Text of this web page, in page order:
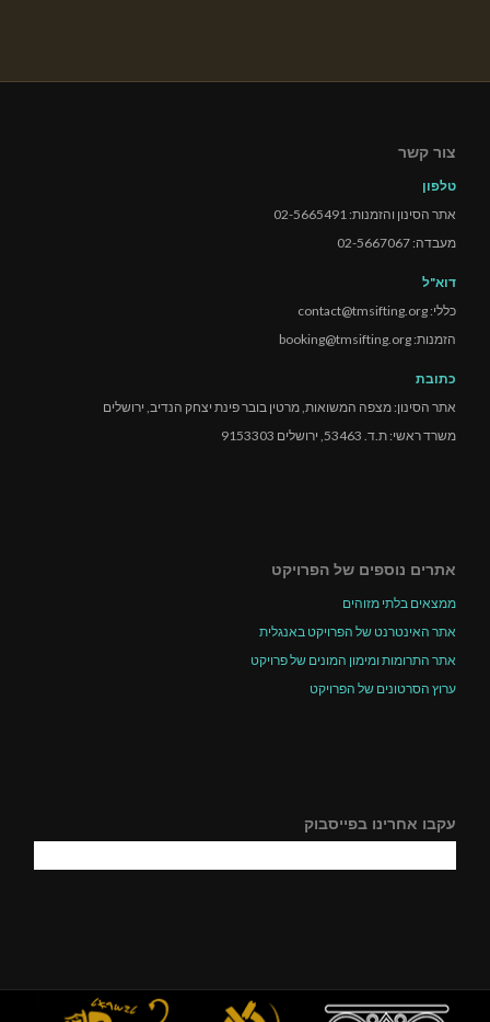
צור קשר
טלפון
אתר הסינון והזמנות: 02-5665491
מעבדה: 02-5667067
דוא"ל
כללי: contact@tmsifting.org
הזמנות: booking@tmsifting.org
כתובת
אתר הסינון: מצפה המשואות, מרטין בובר פינת יצחק הנדיב, ירושלים
משרד ראשי: ת.ד. 53463, ירושלים 9153303
אתרים נוספים של הפרויקט
ממצאים בלתי מזוהים
אתר האינטרנט של הפרויקט באנגלית
אתר התרומות ומימון המונים של פרויקט
ערוץ הסרטונים של הפרויקט
עקבו אחרינו בפייסבוק